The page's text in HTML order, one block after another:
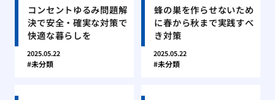
コンセントゆるみ問題解
決で安全・確実な対策で
快適な暮らしを
2025.05.22
未分類
蜂の巣を作らせないため
に春から秋まで実践すべ
き対策
2025.05.22
未分類